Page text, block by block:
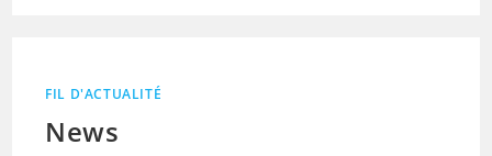
FIL D'ACTUALITÉ
News